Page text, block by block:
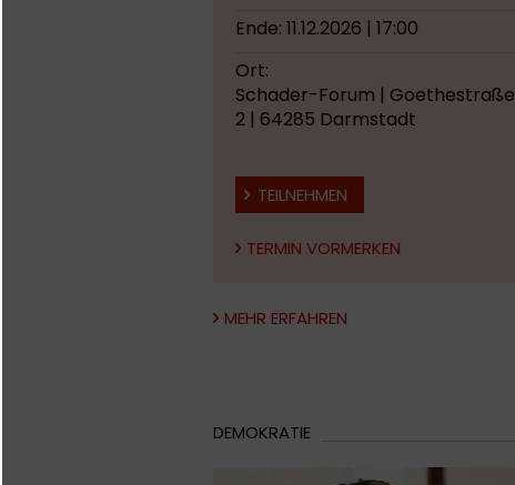
Ende: 11.12.2026 | 17:00
Ort:
Schader-Forum | Goethestraße
2 | 64285 Darmstadt
TEILNEHMEN
TERMIN VORMERKEN
MEHR ERFAHREN
DEMOKRATIE